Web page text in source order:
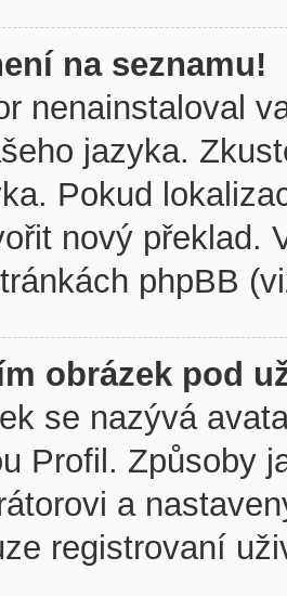
na seznamu!
nenainstaloval
jazyka.
Pokud
nový překlad.
phpBB
obrázek pod
se nazývá
Profil. Způsoby
a
registrovaní